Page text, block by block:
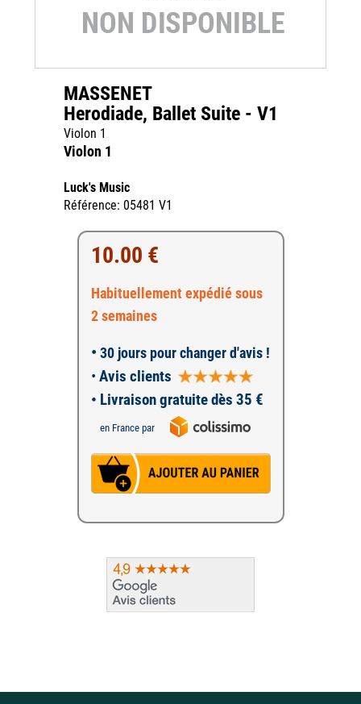
MASSENET
Herodiade, Ballet Suite - V1
Violon 1
Violon 1
Luck's Music
Référence: 05481 V1
10.00 €
Habituellement expédié sous
2 semaines
• 30 jours pour changer d'avis !
• Avis clients
• Livraison gratuite dès 35 €
en France par